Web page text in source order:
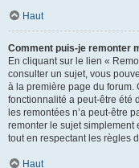
Haut
Comment puis-je remonter
En cliquant sur le lien «
consulter un sujet, vous
à la première page du forum.
fonctionnalité a peut-être été
les remontées n’a peut-être
remonter le sujet simplement
tout en respectant les règles
Haut